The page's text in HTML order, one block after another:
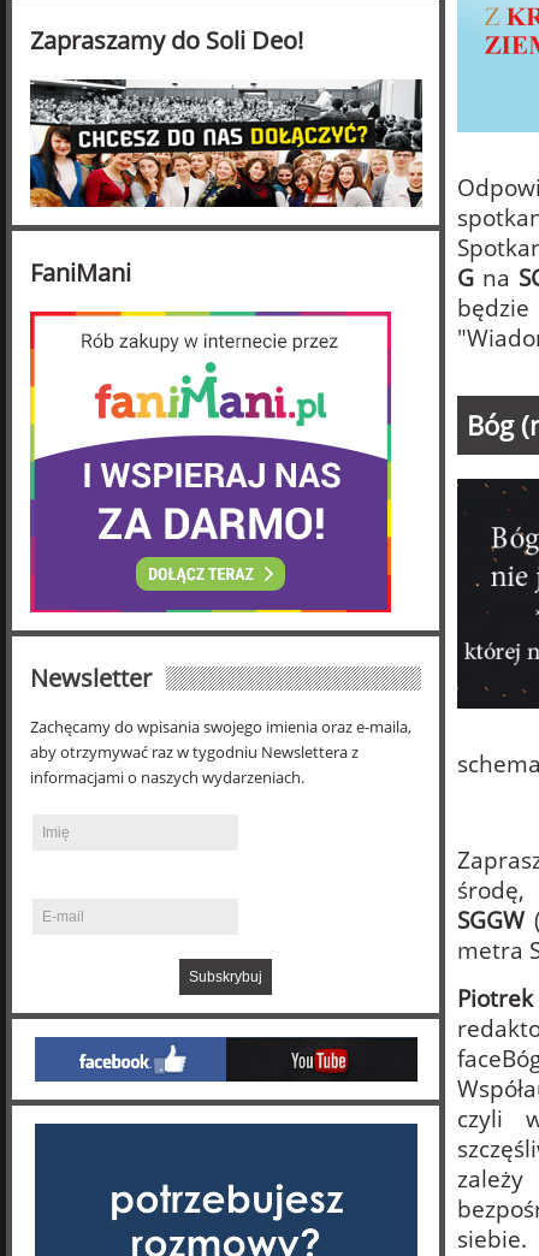
Zapraszamy do Soli Deo!
FaniMani
Newsletter
Zachęcamy do wpisania swojego imienia oraz e-maila,
aby otrzymywać raz w tygodniu Newslettera z
informacjami o naszych wydarzeniach.
G na
Bóg
środę,
SGGW
metra
Piotrek
czyli
siebie.